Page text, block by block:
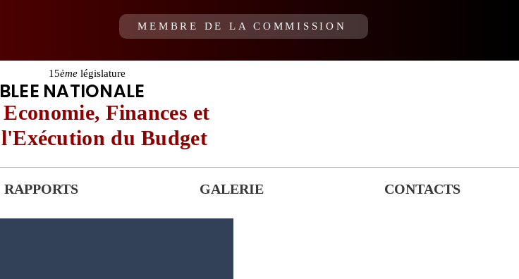
MEMBRE DE LA COMMISSION
15ème législature
NATIONALE
Finances et
du Budget
RAPPORTS GALERIE CONTACTS